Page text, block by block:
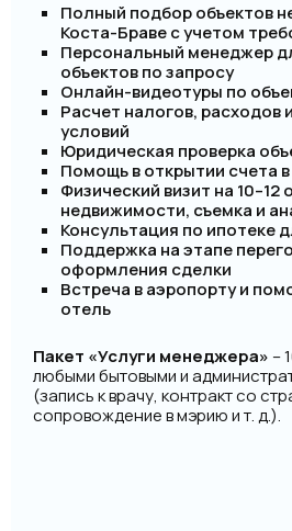
Полный подбор объектов
Коста-Браве с учетом
Персональный менеджер
объектов по запросу
Онлайн-видеотуры по
Расчет налогов, расходов
условий
Юридическая проверка
Помощь в открытии счета
Физический визит на 10–12
недвижимости, съемка и
Консультация по ипотеке
Поддержка на этапе
оформления сделки
Встреча в аэропорту и
отель
Пакет «Услуги менеджера» –
любыми бытовыми и
(запись к врачу, контракт со
сопровождение в мэрию и т. д.).